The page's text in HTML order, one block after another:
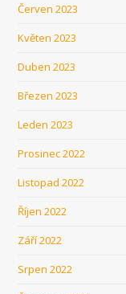
Červen 2023
Květen 2023
Duben 2023
Březen 2023
Leden 2023
Prosinec 2022
Listopad 2022
Říjen 2022
Září 2022
Srpen 2022